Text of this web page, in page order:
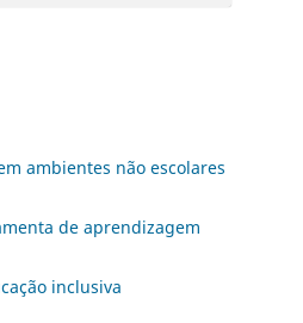
ambientes não escolares
de aprendizagem
inclusiva